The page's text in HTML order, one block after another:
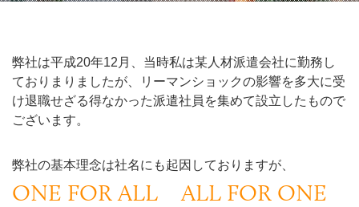
弊社は平成20年12月、当時私は某人材派遣会社に勤務し
ておりまりましたが、リーマンショックの影響を多大に受
け退職せざる得なかった派遣社員を集めて設立したもので
ございます。
弊社の基本理念は社名にも起因しておりますが、
ONE FOR ALL ALL FOR ONE